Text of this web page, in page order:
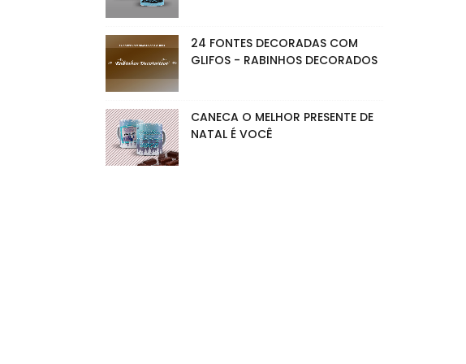
24 FONTES DECORADAS COM
GLIFOS - RABINHOS DECORADOS
CANECA O MELHOR PRESENTE DE
NATAL É VOCÊ